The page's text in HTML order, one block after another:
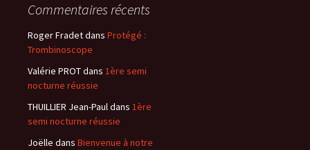
Commentaires récents
Roger Fradetdans Protégé :
Trombinoscope
Valérie PROTdans 1ère semi
nocturne réussie
THUILLIER Jean-Pauldans 1ère
semi nocturne réussie
Joëlle dans Bienvenue à notre